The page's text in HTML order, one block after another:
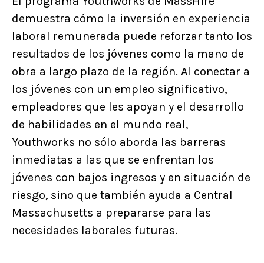
demuestra cómo la inversión en experiencia
laboral remunerada puede reforzar tanto los
resultados de los jóvenes como la mano de
obra a largo plazo de la región. Al conectar a
los jóvenes con un empleo significativo,
empleadores que les apoyan y el desarrollo
de habilidades en el mundo real,
Youthworks no sólo aborda las barreras
inmediatas a las que se enfrentan los
jóvenes con bajos ingresos y en situación de
riesgo, sino que también ayuda a Central
Massachusetts a prepararse para las
necesidades laborales futuras.